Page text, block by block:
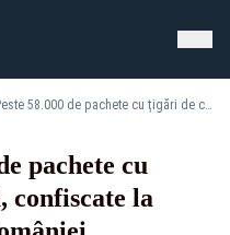
FOTO | Peste 58.000 de pachete cu țigări de contrabandă, confiscate la frontiera de nord a României
pachete cu
confiscate la